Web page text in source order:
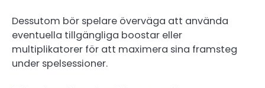
Dessutom bör spelare överväga att använda
eventuella tillgängliga boostar eller
multiplikatorer för att maximera sina framsteg
under spelsessioner.